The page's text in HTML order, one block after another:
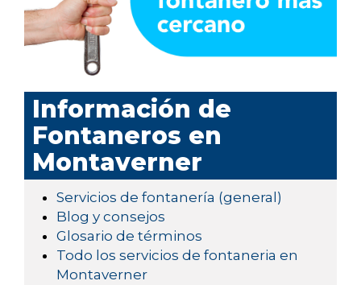
Información de
Fontaneros en
Montaverner
Servicios de fontanería (general)
Blog y consejos
Glosario de términos
Todo los servicios de fontaneria en
Montaverner